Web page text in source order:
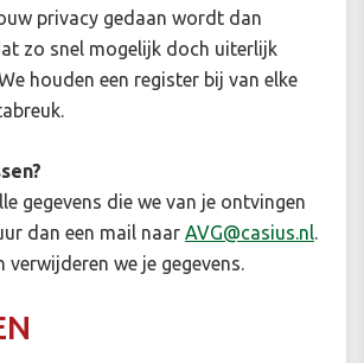
privacy gedaan wordt dan
zo snel mogelijk doch uiterlijk
houden een register bij van elke
gegevens die we van je ontvingen
dan een mail naar AVG@casius.nl.
verwijderen we je gegevens.